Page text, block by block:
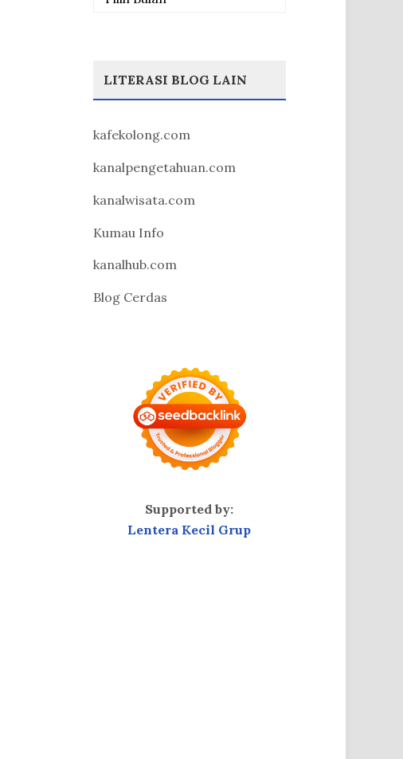
LITERASI BLOG LAIN
kafekolong.com
kanalpengetahuan.com
kanalwisata.com
Kumau Info
kanalhub.com
Blog Cerdas
Supported by:
Lentera Kecil Grup